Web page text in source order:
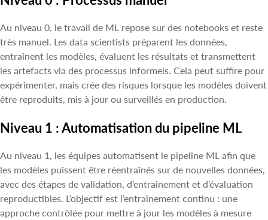
Au niveau 0, le travail de ML repose sur des notebooks et reste
très manuel. Les data scientists préparent les données,
entraînent les modèles, évaluent les résultats et transmettent
les artefacts via des processus informels. Cela peut suffire pour
expérimenter, mais crée des risques lorsque les modèles doivent
être reproduits, mis à jour ou surveillés en production.
Niveau 1 : Automatisation du pipeline ML
Au niveau 1, les équipes automatisent le pipeline ML afin que
les modèles puissent être réentraînés sur de nouvelles données,
avec des étapes de validation, d’entraînement et d’évaluation
reproductibles. L’objectif est l’entraînement continu : une
approche contrôlée pour mettre à jour les modèles à mesure